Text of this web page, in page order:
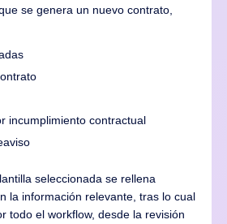
se genera un nuevo contrato,
incumplimiento contractual
seleccionada se rellena
la información relevante, tras lo cual
todo el workflow, desde la revisión